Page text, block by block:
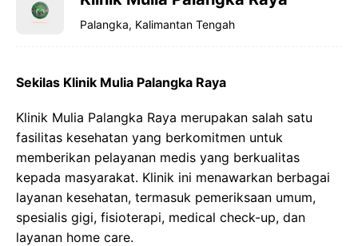
Palangka, Kalimantan Tengah
Sekilas Klinik Mulia Palangka Raya
Klinik Mulia Palangka Raya merupakan salah satu
fasilitas kesehatan yang berkomitmen untuk
memberikan pelayanan medis yang berkualitas
kepada masyarakat. Klinik ini menawarkan berbagai
layanan kesehatan, termasuk pemeriksaan umum,
spesialis gigi, fisioterapi, medical check-up, dan
layanan home care.